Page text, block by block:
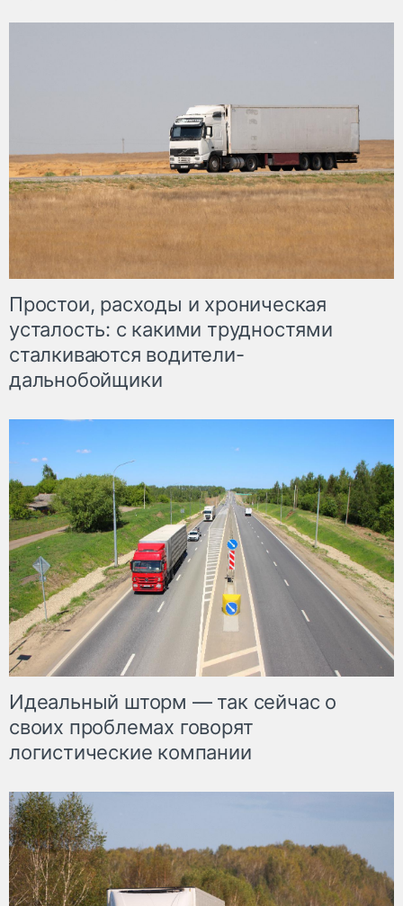
Простои, расходы и хроническая
усталость: с какими трудностями
сталкиваются водители-
дальнобойщики
Идеальный шторм — так сейчас о
своих проблемах говорят
логистические компании